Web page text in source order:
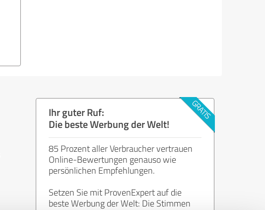
Ihr guter Ruf:
Die beste Werbung der Welt!
85 Prozent aller Verbraucher vertrauen
Online-Bewertungen genauso wie
persönlichen Empfehlungen.
Setzen Sie mit ProvenExpert auf die
beste Werbung der Welt: Die Stimmen